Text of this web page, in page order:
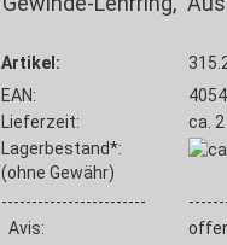
Passwort vergessen?
Artikel:
EAN:
Lieferzeit:
ca.
Lagerbestand*:
(ohne Gewähr)
------------------------
Avis: